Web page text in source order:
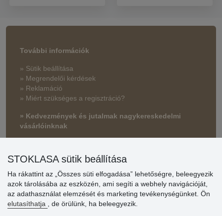
További információk
» Sütik beállítása
» Megrendelői kérdések
» Reklamáció
» Miért szükséges a regisztráció?
» Kedvezmények és jutalmak nagykereskedelmi
vásárlóinknak
Vásárlók
értékelése
Excellent service
STOKLASA sütik beállítása
Ha rákattint az „Összes süti elfogadása” lehetőségre, beleegyezik
azok tárolásába az eszközén, ami segíti a webhely navigációját,
az adathasználat elemzését és marketing tevékenységünket. Ön
elutasíthatja
, de örülünk, ha beleegyezik.